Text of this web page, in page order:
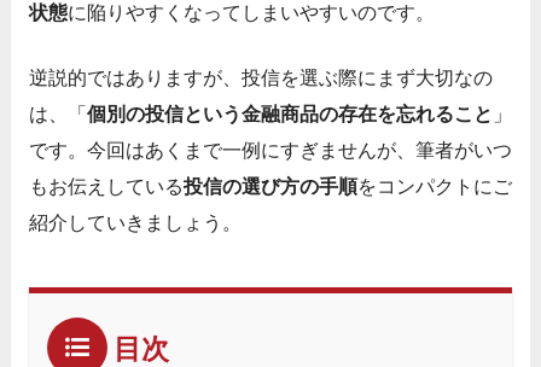
状態に陥りやすくなってしまいやすいのです。
逆説的ではありますが、投信を選ぶ際にまず大切なの
は、「 個別の投信という金融商品の存在を忘れること 」
です。今回はあくまで一例にすぎませんが、筆者がいつ
もお伝えしている投信の選び方の手順をコンパクトにご
紹介していきましょう。
目次